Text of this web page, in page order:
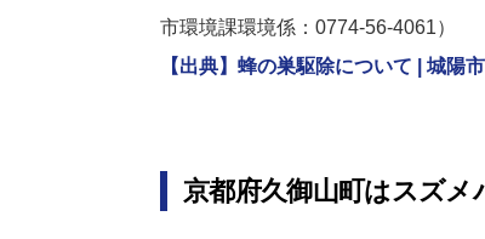
市環境課環境係：0774-56-4061）
【出典】蜂の巣駆除について | 城陽市
京都府久御山町はスズメ